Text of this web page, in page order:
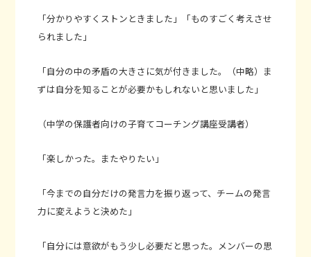
「分かりやすくストンときました」「ものすごく考えさせ
られました」
「自分の中の矛盾の大きさに気が付きました。（中略）ま
ずは自分を知ることが必要かもしれないと思いました」
（中学の保護者向けの子育てコーチング講座受講者）
「楽しかった。またやりたい」
「今までの自分だけの発言力を振り返って、チームの発言
力に変えようと決めた」
「自分には意欲がもう少し必要だと思った。メンバーの思